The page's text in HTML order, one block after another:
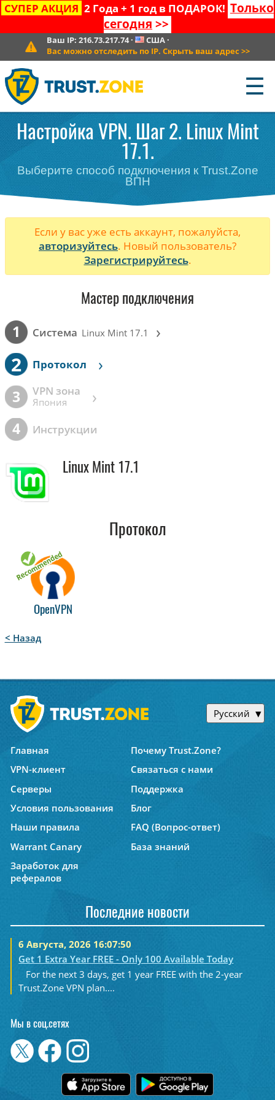
СУПЕР АКЦИЯ 2 Года + 1 год в ПОДАРОК! Только
сегодня >>
Ваш IP: 216.73.217.74· США·
Вас можно отследить по IP. Скрыть ваш адрес >>
☰
Настройка VPN. Шаг 2. Linux Mint
17.1.
Выберите способ подключения к Trust.Zone
ВПН
Если у вас уже есть аккаунт, пожалуйста,
авторизуйтесь. Новый пользователь?
Зарегистрируйтесь.
Мастер подключения
1 Cистема Linux Mint 17.1 ›
2 Протокол ›
3 VPN зона
Япония ›
4 Инструкции
Linux Mint 17.1
Протокол
OpenVPN
< Назад
Русский
Главная
Почему Trust.Zone?
VPN-клиент
Связаться с нами
Серверы
Поддержка
Условия пользования
Блог
Наши правила
FAQ (Вопрос-ответ)
Warrant Canary
База знаний
Заработок для
рефералов
Последние новости
6 Августа, 2026 16:07:50
Get 1 Extra Year FREE - Only 100 Available Today
For the next 3 days, get 1 year FREE with the 2-year
Trust.Zone VPN plan....
Мы в соц.сетях